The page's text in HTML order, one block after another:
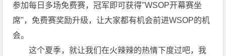
参加每日多场免费赛，冠军即可获得"WSOP开幕赛坐
席"，免费赛奖励升级，让大家都有机会前进WSOP的机
会。
这个夏季，就让我们在火辣辣的热情下度过吧，我